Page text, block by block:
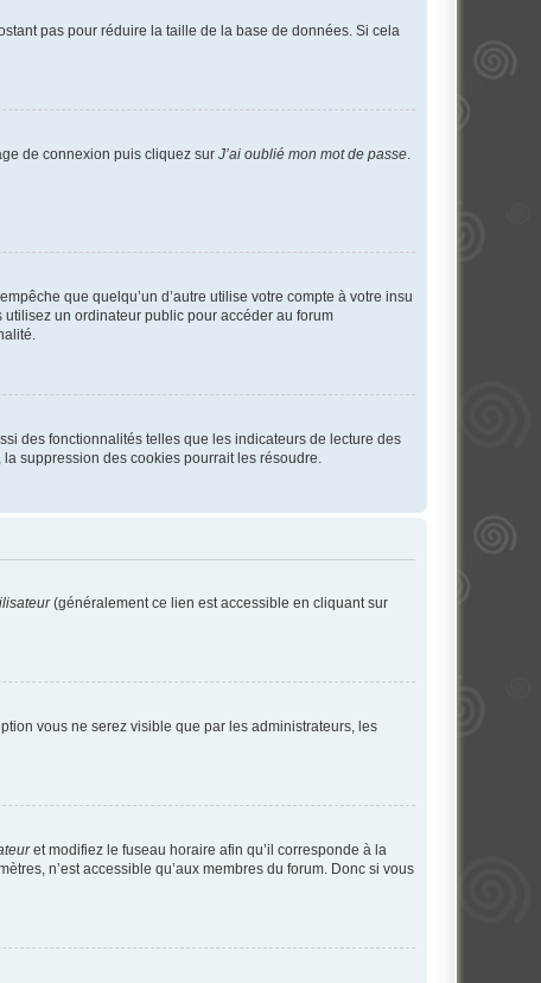
pas pour réduire la taille de la base de données. Si cela
de connexion puis cliquez sur J’ai oublié mon mot de passe.
que quelqu’un d’autre utilise votre compte à votre insu
utilisez un ordinateur public pour accéder au forum
des fonctionnalités telles que les indicateurs de lecture des
suppression des cookies pourrait les résoudre.
(généralement ce lien est accessible en cliquant sur
vous ne serez visible que par les administrateurs, les
et modifiez le fuseau horaire afin qu’il corresponde à la
n’est accessible qu’aux membres du forum. Donc si vous